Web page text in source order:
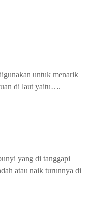
untuk menarik
di laut yaitu….
yang di tanggapi
atau naik turunnya di